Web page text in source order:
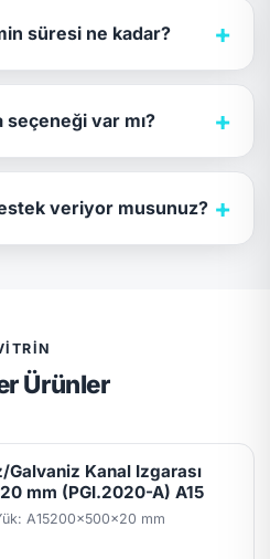
süresi ne kadar? +
var mı? +
veriyor musunuz? +
Ürünler
Galvaniz Kanal Izgarası
mm (PGI.2020-A) A15
A15200x500x20 mm